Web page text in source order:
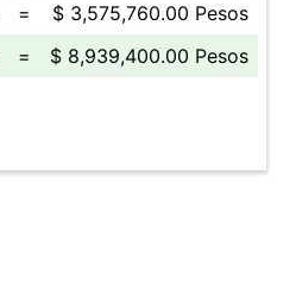
=
$ 3,575,760.00 Pesos
= $ 8,939,400.00 Pesos